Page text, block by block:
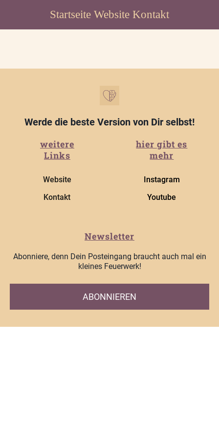
Startseite Website Kontakt
Werde die beste Version von Dir selbst!
weitere
Links
Website
Kontakt
hier gibt es
mehr
Instagram
Youtube
Newsletter
Abonniere, denn Dein Posteingang braucht auch mal ein
kleines Feuerwerk!
ABONNIEREN